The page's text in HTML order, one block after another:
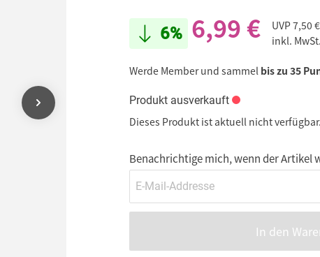
6% 6,99 € UVP7,50 €
inkl.
Werde Member und sammel bis zu 35
Produkt ausverkauft
Dieses Produkt ist aktuell nicht verfügbar.
Benachrichtige mich, wenn der Artikel
In den